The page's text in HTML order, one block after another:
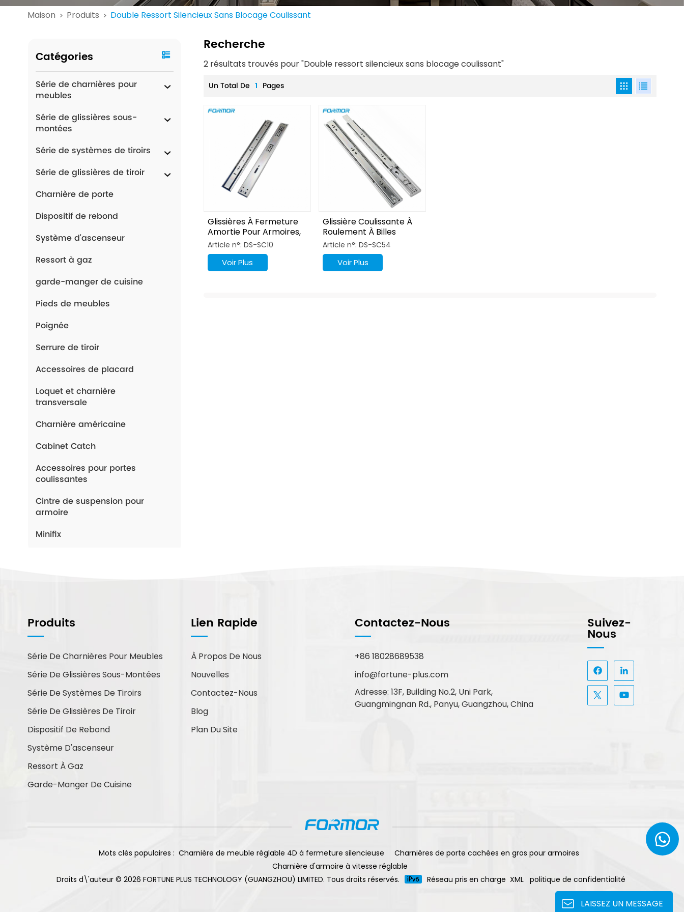
Maison > Produits > Double Ressort Silencieux Sans Blocage Coulissant
Catégories
Série de charnières pour
meubles
Série de glissières sous-
montées
Série de systèmes de tiroirs
Série de glissières de tiroir
Charnière de porte
Dispositif de rebond
Système d'ascenseur
Ressort à gaz
garde-manger de cuisine
Pieds de meubles
Poignée
Serrure de tiroir
Accessoires de placard
Loquet et charnière
transversale
Charnière américaine
Cabinet Catch
Accessoires pour portes
coulissantes
Cintre de suspension pour
armoire
Minifix
Vous pouvez nous contacter de
la manière qui vous convient le
mieux. Nous sommes
courriel ou par téléphone.
Nouveaux Produits
Charnières à
coulissante à double
trous, finition
nickelée
Recherche
2 résultats trouvés pour "Double ressort silencieux sans blocage coulissant"
Un Total De 1 Pages
Glissières À Fermeture
Amortie Pour Armoires,
Penderies, Meubles De
Bureau
Article n°: DS-SC10
Voir Plus
Glissière Coulissante À
Roulement À Billes
Dynamique À 3 Volets
Avec Fermeture
Amortie
Article n°: DS-SC54
Voir Plus
Produits
Série De Charnières Pour Meubles
Série De Glissières Sous-Montées
Série De Systèmes De Tiroirs
Série De Glissières De Tiroir
Dispositif De Rebond
Système D'ascenseur
Ressort À Gaz
Garde-Manger De Cuisine
Lien Rapide
À Propos De Nous
Nouvelles
Contactez-Nous
Blog
Plan Du Site
Contactez-Nous
+86 18028689538
info@fortune-plus.com
Adresse: 13F, Building No.2, Uni Park,
Guangmingnan Rd., Panyu, Guangzhou, China
Suivez-
Nous
Mots clés populaires : Charnière de meuble réglable 4D à fermeture silencieuse
Charnières de porte cachées en gros pour armoires
Charnière d'armoire à vitesse réglable
Droits d\'auteur © 2026 FORTUNE PLUS TECHNOLOGY (GUANGZHOU) LIMITED. Tous droits réservés.
Réseau pris en charge XML politique de confidentialité
LAISSEZ UN MESSAGE